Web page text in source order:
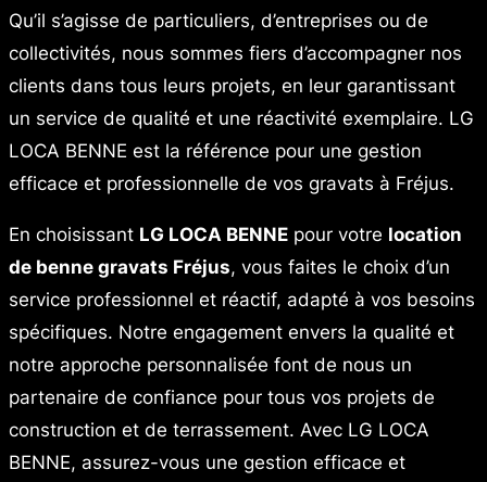
Qu’il s’agisse de particuliers, d’entreprises ou de
collectivités, nous sommes fiers d’accompagner nos
clients dans tous leurs projets, en leur garantissant
un service de qualité et une réactivité exemplaire. LG
LOCA BENNE est la référence pour une gestion
efficace et professionnelle de vos gravats à Fréjus.
En choisissant LG LOCA BENNE pour votre location
de benne gravats Fréjus, vous faites le choix d’un
service professionnel et réactif, adapté à vos besoins
spécifiques. Notre engagement envers la qualité et
notre approche personnalisée font de nous un
partenaire de confiance pour tous vos projets de
construction et de terrassement. Avec LG LOCA
BENNE, assurez-vous une gestion efficace et